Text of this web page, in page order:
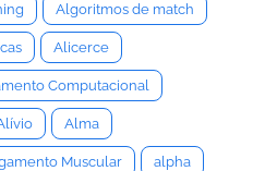
Algoritmos de match
Alicerce
Computacional
Alma
Muscular alpha